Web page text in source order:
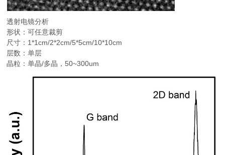
透射电镜分析
形状：可任意裁剪
尺寸：1*1cm/2*2cm/5*5cm/10*10cm
层数：单层
晶粒：单晶/多晶，50~300um